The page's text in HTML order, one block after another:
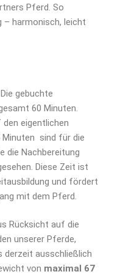
Pferd. So
– harmonisch, leicht
Die gebuchte
60 Minuten.
eigentlichen
Minuten sind für die
die Nachbereitung
Diese Zeit ist
und fördert
mit dem Pferd.
Rücksicht auf die
unserer Pferde,
derzeit ausschließlich
von maximal 67